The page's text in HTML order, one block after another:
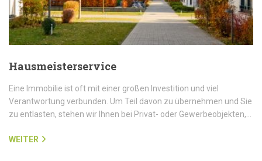
Hausmeisterservice
Eine Immobilie ist oft mit einer großen Investition und viel
Verantwortung verbunden. Um Teil davon zu übernehmen und Sie
zu entlasten, stehen wir Ihnen bei Privat- oder Gewerbeobjekten,…
WEITER